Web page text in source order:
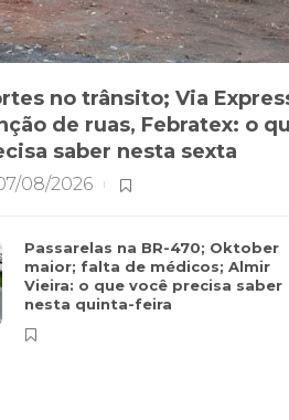
no trânsito; Via
de ruas, Febratex: o
saber nesta sexta
08/2026
Passarelas na BR-470; Oktober
maior; falta de médicos; Almir
Vieira: o que você precisa saber
nesta quinta-feira